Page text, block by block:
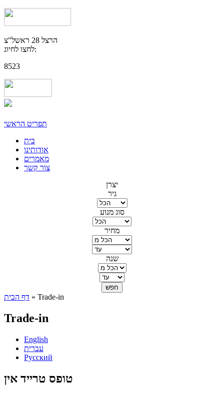
הרצל 28 ראשל"צ
לחצו לחיוג:
8523
תפריט הראשי
בית
אודותינו
מאמרים
צור קשר
יצרן
גיר
סוג מנוע
מחיר
שנה
דף הבית » Trade-in
Trade-in
English
עברית
Русский
טופס טרייד אין